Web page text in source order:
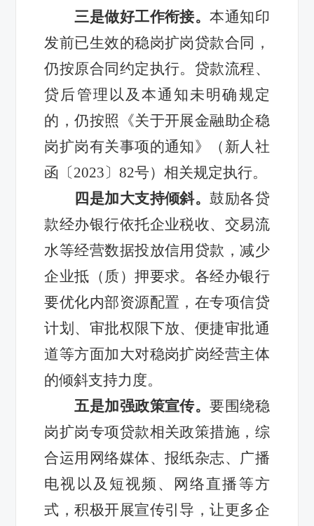
三是做好工作衔接。本通知印
发前已生效的稳岗扩岗贷款合同，
仍按原合同约定执行。贷款流程、
贷后管理以及本通知未明确规定
的，仍按照《关于开展金融助企稳
岗扩岗有关事项的通知》（新人社
函〔2023〕82号）相关规定执行。
四是加大支持倾斜。鼓励各贷
款经办银行依托企业税收、交易流
水等经营数据投放信用贷款，减少
企业抵（质）押要求。各经办银行
要优化内部资源配置，在专项信贷
计划、审批权限下放、便捷审批通
道等方面加大对稳岗扩岗经营主体
的倾斜支持力度。
五是加强政策宣传。要围绕稳
岗扩岗专项贷款相关政策措施，综
合运用网络媒体、报纸杂志、广播
电视以及短视频、网络直播等方
式，积极开展宣传引导，让更多企